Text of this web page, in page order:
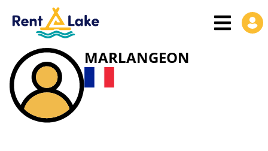
MARLANGEON